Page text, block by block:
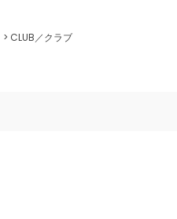
CLUB／クラブ